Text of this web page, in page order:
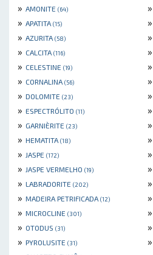
» AMONITE (64) »
» APATITA (15) »
» AZURITA (58) »
» CALCITA (116) »
» CELESTINE (19) »
» CORNALINA (56) »
» DOLOMITE (23) »
» ESPECTRÓLITO (11) »
» GARNIÈRITE (23) »
» HEMATITA (18) »
» JASPE (172) »
» JASPE VERMELHO (19) »
» LABRADORITE (202) »
» MADEIRA PETRIFICADA (12) »
» MICROCLINE (301) »
» OTODUS (31) »
» PYROLUSITE (31) »